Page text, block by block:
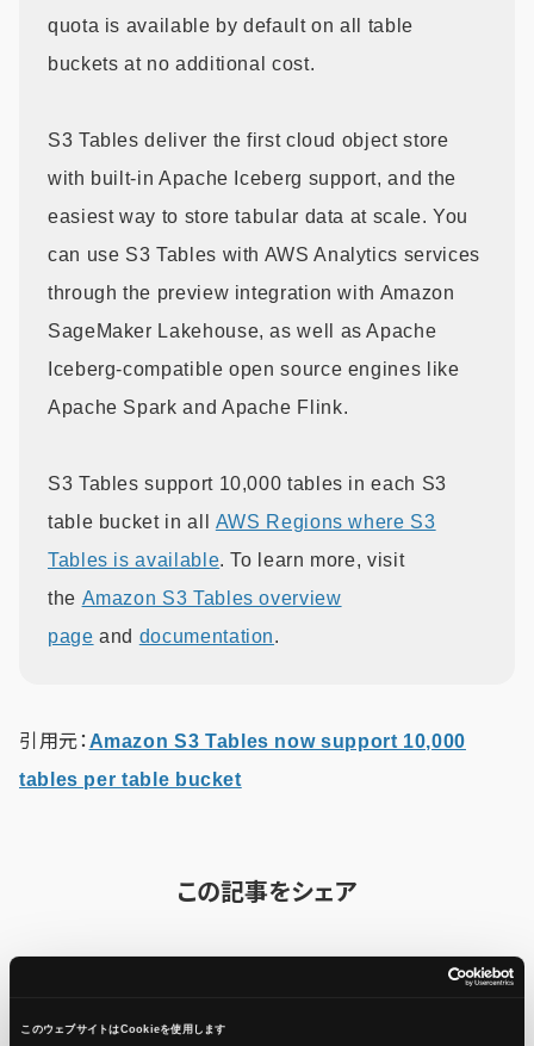
このウェブサイトはCookieを使用します
quota is available by default on all table
buckets at no additional cost.
S3 Tables deliver the first cloud object store
with built-in Apache Iceberg support, and the
easiest way to store tabular data at scale. You
can use S3 Tables with AWS Analytics services
through the preview integration with Amazon
SageMaker Lakehouse, as well as Apache
Iceberg-compatible open source engines like
Apache Spark and Apache Flink.
S3 Tables support 10,000 tables in each S3
table bucket in all AWS Regions where S3
Tables is available. To learn more, visit
the Amazon S3 Tables overview
page and documentation.
引用元： Amazon S3 Tables now support 10,000
tables per table bucket
この記事をシェア